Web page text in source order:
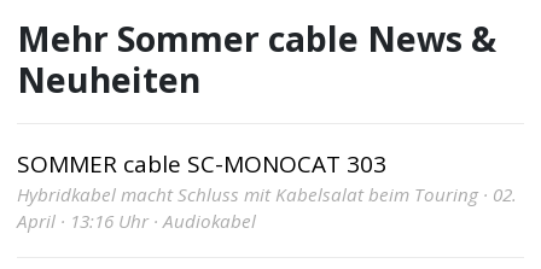
Mehr Sommer cable News &
Neuheiten
SOMMER cable SC-MONOCAT 303
Hybridkabel macht Schluss mit Kabelsalat beim Touring · 02.
April · 13:16 Uhr · Audiokabel